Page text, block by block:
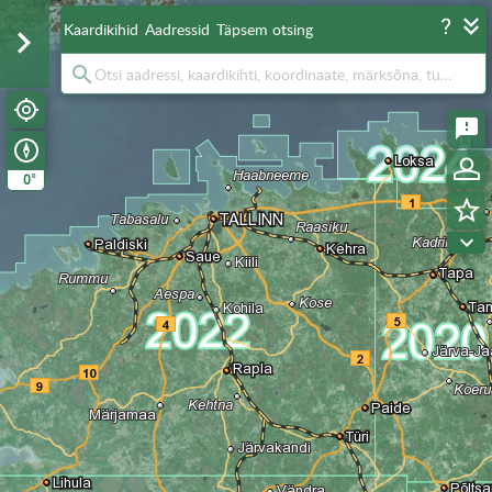
0°
Kaardikihid Aadressid Täpsem otsing